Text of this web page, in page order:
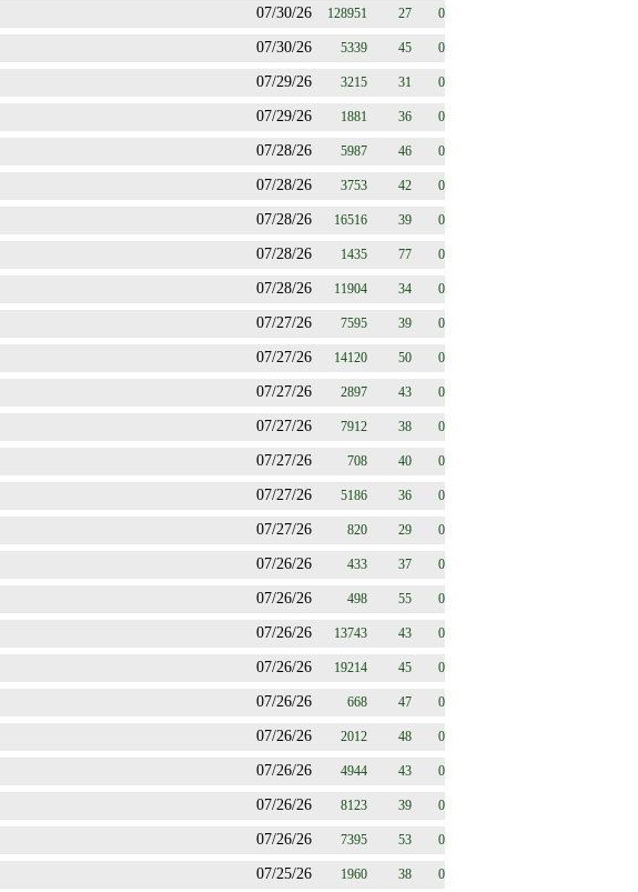
07/30/26 128951 27 0
07/30/26 5339 45 0
07/29/26 3215 31 0
07/29/26 1881 36 0
07/28/26 5987 46 0
07/28/26 3753 42 0
07/28/26 16516 39 0
07/28/26 1435 77 0
07/28/26 11904 34 0
07/27/26 7595 39 0
07/27/26 14120 50 0
07/27/26 2897 43 0
07/27/26 7912 38 0
07/27/26 708 40 0
07/27/26 5186 36 0
07/27/26 820 29 0
07/26/26 433 37 0
07/26/26 498 55 0
07/26/26 13743 43 0
07/26/26 19214 45 0
07/26/26 668 47 0
07/26/26 2012 48 0
07/26/26 4944 43 0
07/26/26 8123 39 0
07/26/26 7395 53 0
07/25/26 1960 38 0